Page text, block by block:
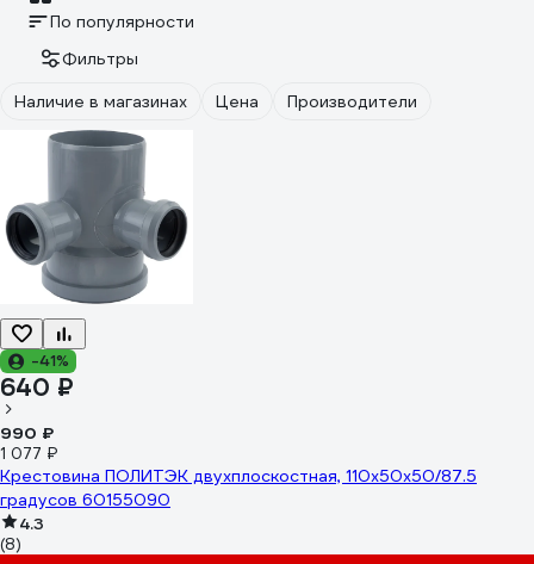
По популярности
Фильтры
Наличие в магазинах
Цена Производители
-41%
640 ₽
990 ₽
1 077 ₽
Крестовина ПОЛИТЭК двухплоскостная, 110х50х50/87.5
градусов 60155090
4.3
(8)